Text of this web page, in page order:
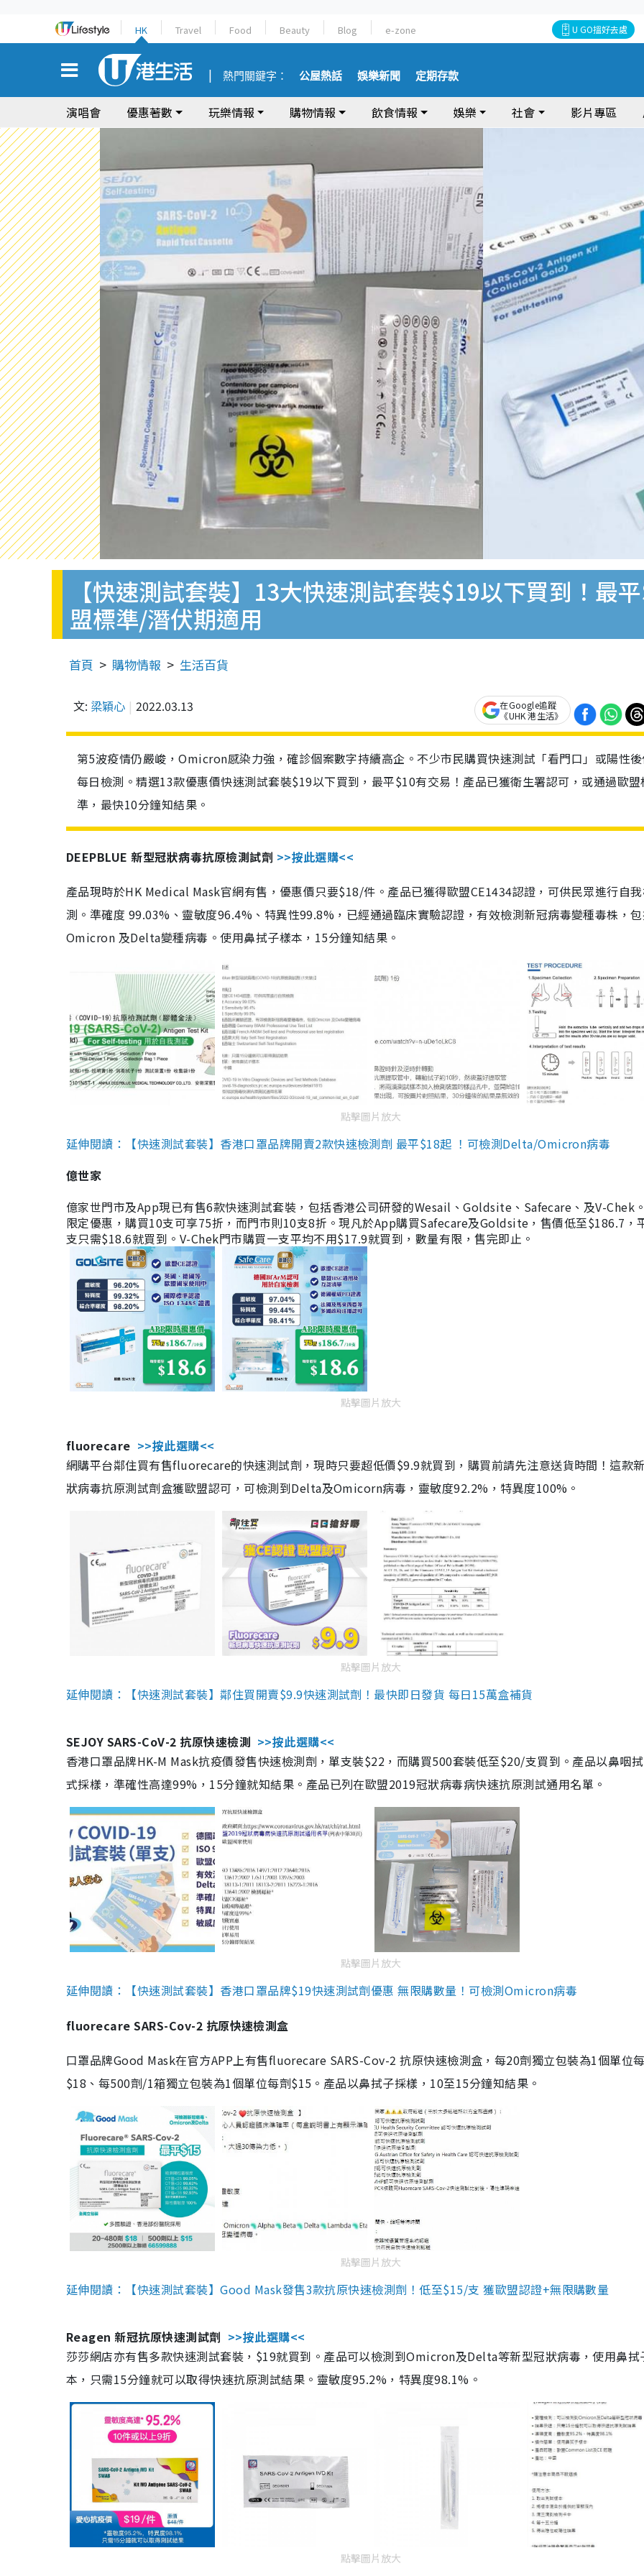
HK Travel Food Beauty Blog e-zone U GO搵好去處
熱門關鍵字： 公屋熱話 娛樂新聞 定期存款
演唱會 優惠著數 玩樂情報 購物情報 飲食情報 娛樂 社會 影片專區
【快速測試套裝】13大快速測試套裝$19以下買到！最
盟標準/潛伏期適用
首頁 購物情報 生活百貨
文: 梁穎心 2022.03.13
在Google追蹤
《UHK 港生活》
第5波疫情仍嚴峻，Omicron感染力強，確診個案數字持續高企。不少市民購買快速測試「看門口」或陽性
每日檢測。精選13款優惠價快速測試套裝$19以下買到，最平$10有交易！產品已獲衛生署認可，或通過歐盟
準，最快10分鐘知結果。
DEEPBLUE 新型冠狀病毒抗原檢測試劑 >>按此選購<<
產品現時於HK Medical Mask官網有售，優惠價只要$18/件。產品已獲得歐盟CE1434認證，可供民眾進行自
測。準確度 99.03%、靈敏度96.4%、特異性99.8%，已經通過臨床實驗認證，有效檢測新冠病毒變種毒株，
Omicron 及Delta變種病毒。使用鼻拭子樣本，15分鐘知結果。
點擊圖片放大
延伸閱讀：【快速測試套裝】香港口罩品牌開賣2款快速檢測劑 最平$18起 ！可檢測Delta/Omicron病毒
億世家
億家世門市及App現已有售6款快速測試套裝，包括香港公司研發的Wesail、Goldsite、Safecare、及V-Chek
限定優惠，購買10支可享75折，而門市則10支8折。現凡於App購買Safecare及Goldsite，售價低至$186.7，
支只需$18.6就買到。V-Chek門市購買一支平均不用$17.9就買到，數量有限，售完即止。
點擊圖片放大
fluorecare >>按此選購<<
網購平台鄰住買有售fluorecare的快速測試劑，現時只要超低價$9.9就買到，購買前請先注意送貨時間！這款
狀病毒抗原測試劑盒獲歐盟認可，可檢測到Delta及Omicorn病毒，靈敏度92.2%，特異度100%。
點擊圖片放大
延伸閱讀：【快速測試套裝】鄰住買開賣$9.9快速測試劑！最快即日發貨 每日15萬盒補貨
SEJOY SARS-CoV-2 抗原快速檢測 >>按此選購<<
香港口罩品牌HK-M Mask抗疫價發售快速檢測劑，單支裝$22，而購買500套裝低至$20/支買到。產品以鼻咽
式採樣，準確性高達99%，15分鐘就知結果。產品已列在歐盟2019冠狀病毒病快速抗原測試通用名單。
點擊圖片放大
延伸閱讀：【快速測試套裝】香港口罩品牌$19快速測試劑優惠 無限購數量！可檢測Omicron病毒
fluorecare SARS-Cov-2 抗原快速檢測盒
口罩品牌Good Mask在官方APP上有售fluorecare SARS-Cov-2 抗原快速檢測盒，每20劑獨立包裝為1個單位
$18、每500劑/1箱獨立包裝為1個單位每劑$15。產品以鼻拭子採樣，10至15分鐘知結果。
點擊圖片放大
延伸閱讀：【快速測試套裝】Good Mask發售3款抗原快速檢測劑！低至$15/支 獲歐盟認證+無限購數量
Reagen 新冠抗原快速測試劑 >>按此選購<<
莎莎網店亦有售多款快速測試套裝，$19就買到。產品可以檢測到Omicron及Delta等新型冠狀病毒，使用鼻拭
本，只需15分鐘就可以取得快速抗原測試結果。靈敏度95.2%，特異度98.1%。
點擊圖片放大